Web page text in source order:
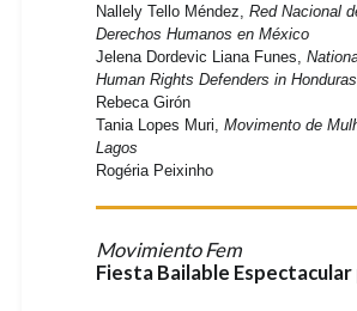
Nallely Tello Méndez, Red Nacional
Derechos Humanos en México
Jelena Dordevic Liana Funes,
Human Rights Defenders in Honduras
Rebeca Girón
Tania Lopes Muri, Movimento de
Lagos
Rogéria Peixinho
Movimiento Fem
Fiesta Bailable